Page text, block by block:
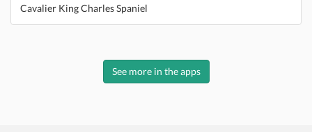
Cavalier King Charles Spaniel
See more in the apps